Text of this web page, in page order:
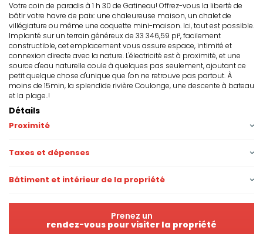
Votre coin de paradis à 1 h 30 de Gatineau! Offrez-vous la liberté de
bâtir votre havre de paix: une chaleureuse maison, un chalet de
villégiature ou même une coquette mini-maison. Ici, tout est possible.
Implanté sur un terrain généreux de 33 346,59 pi², facilement
constructible, cet emplacement vous assure espace, intimité et
connexion directe avec la nature. L'électricité est à proximité, et une
source d'eau naturelle coule à quelques pas seulement, ajoutant ce
petit quelque chose d'unique que l'on ne retrouve pas partout. À
moins de 15min, la splendide rivière Coulonge, une descente à bateau
et la plage..!
Détails
Proximité
Taxes et dépenses
Bâtiment et intérieur de la propriété
Prenez un
rendez-vous pour visiter la propriété